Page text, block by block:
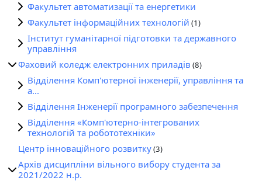
Факультет автоматизації та енергетики
Факультет інформаційних технологій (1)
Інститут гуманітарної підготовки та державного
управління
Фаховий коледж електронних приладів (8)
Відділення Комп'ютерної інженерії, управління та
а...
Відділення Інженерії програмного забезпечення
Відділення «Комп'ютерно-інтегрованих
технологій та робототехніки»
Центр інноваційного розвитку(3)
Архів дисципліни вільного вибору студента за
2021/2022 н.р.